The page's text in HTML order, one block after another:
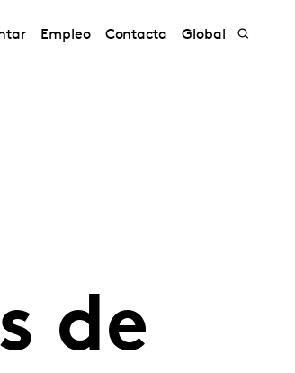
Empleo Contacta Global
de